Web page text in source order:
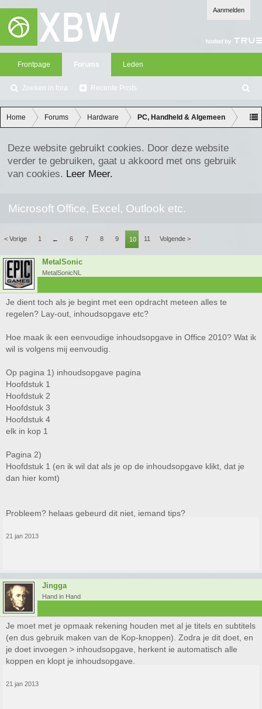
Aanmelden
Frontpage Forums
Zoeken in fora Recente Posts
Leden
oe
ke
n
Home Forums Hardware PC, Handheld & Algemeen
Deze website gebruikt cookies. Door deze website
verder te gebruiken, gaat u akkoord met ons gebruik
van cookies. Leer Meer.
Microsoft Office, Excel, Outlook etc.
< Vorige 1 ← 6 7 8 9 10 11 Volgende >
MetalSonic
MetalSonicNL
Je dient toch als je begint met een opdracht meteen alles te
regelen? Lay-out, inhoudsopgave etc?
Hoe maak ik een eenvoudige inhoudsopgave in Office 2010? Wat ik
wil is volgens mij eenvoudig.
Op pagina 1) inhoudsopgave pagina
Hoofdstuk 1
Hoofdstuk 2
Hoofdstuk 3
Hoofdstuk 4
elk in kop 1
Pagina 2)
Hoofdstuk 1 (en ik wil dat als je op de inhoudsopgave klikt, dat je
dan hier komt)
Probleem? helaas gebeurd dit niet, iemand tips?
21 jan 2013
Jingga
Hand in Hand
Je moet met je opmaak rekening houden met al je titels en subtitels
(en dus gebruik maken van de Kop-knoppen). Zodra je dit doet, en
je doet invoegen > inhoudsopgave, herkent ie automatisch alle
koppen en klopt je inhoudsopgave.
21 jan 2013